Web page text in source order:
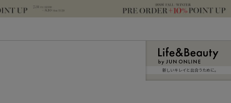
新しいキレイと出合うために。